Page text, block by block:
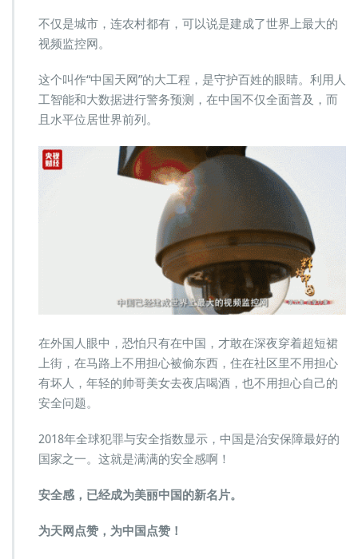
不仅是城市，连农村都有，可以说是建成了世界上最大的
视频监控网。
这个叫作“中国天网”的大工程，是守护百姓的眼睛。利用人
工智能和大数据进行警务预测，在中国不仅全面普及，而
且水平位居世界前列。
在外国人眼中，恐怕只有在中国，才敢在深夜穿着超短裙
上街，在马路上不用担心被偷东西，住在社区里不用担心
有坏人，年轻的帅哥美女去夜店喝酒，也不用担心自己的
安全问题。
2018年全球犯罪与安全指数显示，中国是治安保障最好的
国家之一。这就是满满的安全感啊！
安全感，已经成为美丽中国的新名片。
为天网点赞，为中国点赞！